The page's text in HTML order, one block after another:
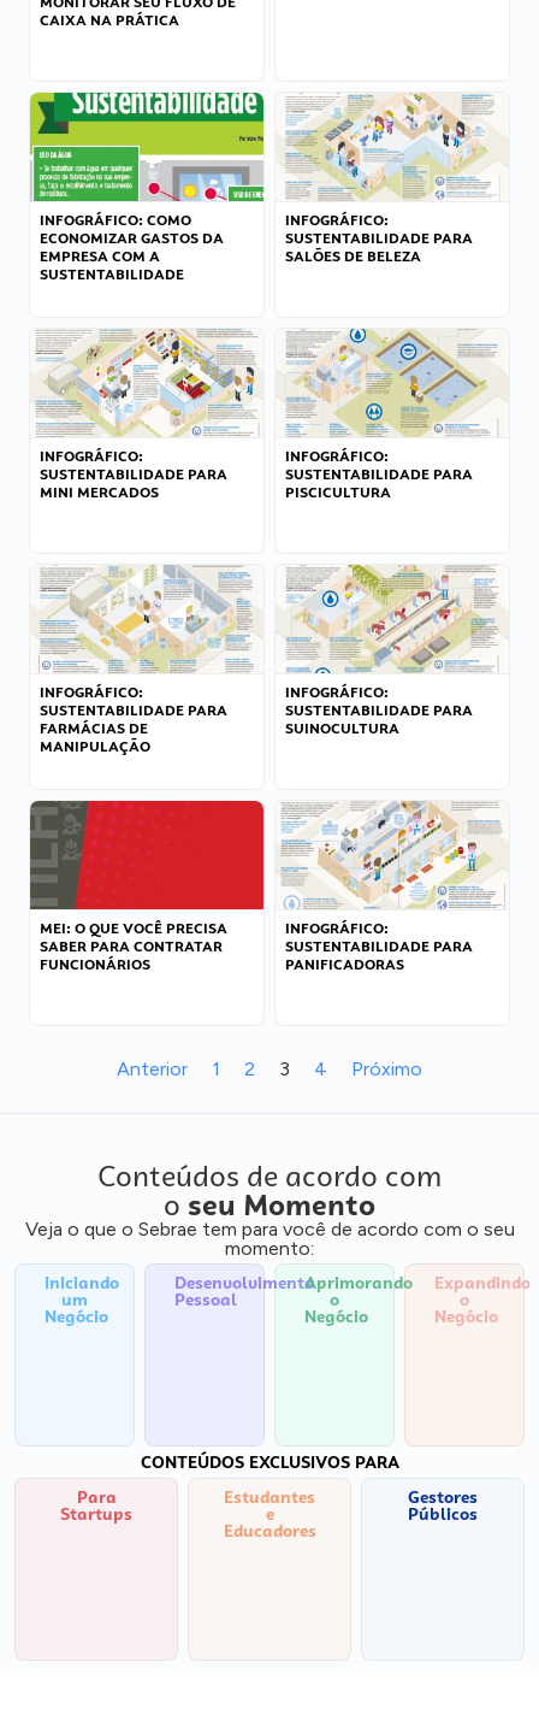
CAIXA NA PRÁTICA
INFOGRÁFICO: COMO
ECONOMIZAR GASTOS DA
EMPRESA COM A
SUSTENTABILIDADE
INFOGRÁFICO:
SUSTENTABILIDADE PARA
SALÕES DE BELEZA
INFOGRÁFICO:
SUSTENTABILIDADE PARA
MINI MERCADOS
INFOGRÁFICO:
SUSTENTABILIDADE PARA
PISCICULTURA
INFOGRÁFICO:
SUSTENTABILIDADE PARA
FARMÁCIAS DE
MANIPULAÇÃO
INFOGRÁFICO:
SUSTENTABILIDADE PARA
SUINOCULTURA
MEI: O QUE VOCÊ PRECISA
SABER PARA CONTRATAR
FUNCIONÁRIOS
INFOGRÁFICO:
SUSTENTABILIDADE PARA
PANIFICADORAS
Anterior 1 2 3 4 Próximo
Conteúdos de acordo com
o seu Momento
Veja o que o Sebrae tem para você de acordo com o seu
momento:
Iniciando
um
Negócio
Desenvolvimento
Pessoal
Aprimorando
o
Negócio
Expandindo
o
Negócio
CONTEÚDOS EXCLUSIVOS PARA
Para
Startups
Estudantes
e
Educadores
Gestores
Públicos